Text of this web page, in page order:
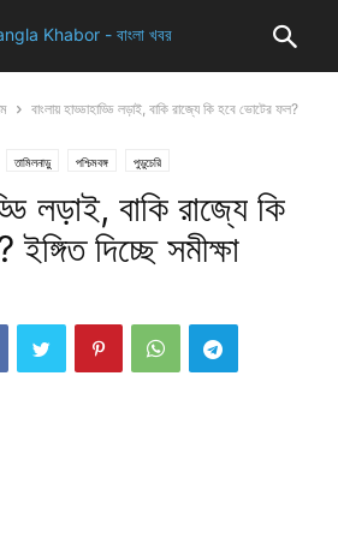
বাংলায় হাড্ডাহাড্ডি লড়াই, বাকি রাজ্যে কি হবে ভোটের ফল?
তামিলনাড়ু পশ্চিমবঙ্গ পুডুচেরি
লড়াই, বাকি রাজ্যে কি
দিচ্ছে সমীক্ষা